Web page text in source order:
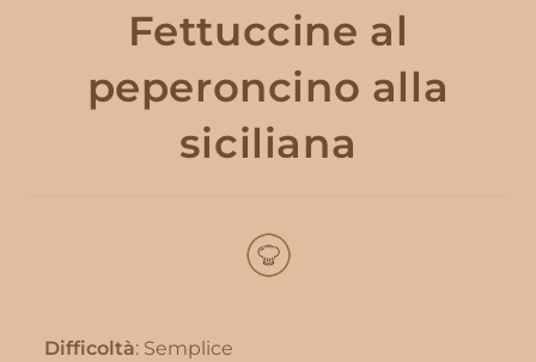
Fettuccine al
peperoncino alla
siciliana
Difficoltà: Semplice